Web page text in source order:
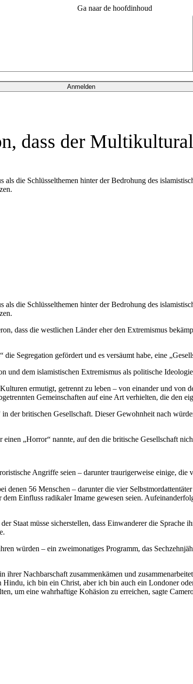
Ga naar de hoofdinhoud
Anmelden
dass der
die Schlüsselthemen hinter der Bedrohung des
die Schlüsselthemen hinter der Bedrohung des
dass die westlichen Länder eher den Extremismus
Segregation gefördert und es versäumt habe, eine
und dem islamistischen Extremismus als politische
ermutigt, getrennt zu leben – von einander und von
Gemeinschaften auf eine Art verhielten, die den
der britischen Gesellschaft. Dieser Gewohnheit nach
„Horror“ nannte, auf den die britische Gesellschaft
Angriffe seien – darunter traurigerweise einige,
56 Menschen – darunter die vier
Einfluss radikaler Imame gewesen seien.
Staat müsse sicherstellen, dass Einwanderer die Sprache
würden – ein zweimonatiges Programm, das
Nachbarschaft zusammenkämen und
ich bin ein Christ, aber ich bin auch ein Londoner
um eine wahrhaftige Kohäsion zu erreichen, sagte